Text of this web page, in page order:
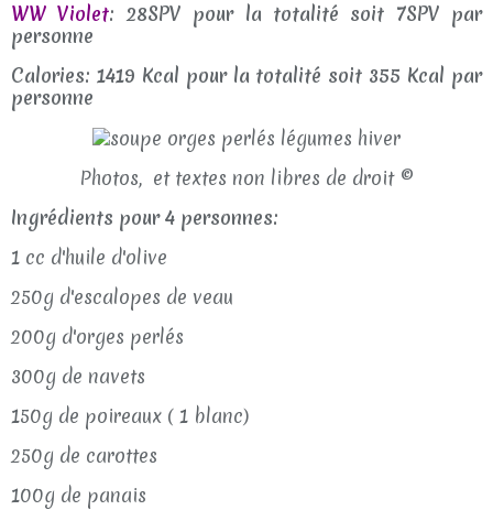
WW Violet: 28SPV pour la totalité soit 7SPV par
personne
Calories: 1419 Kcal pour la totalité soit 355 Kcal par
personne
Photos, et textes non libres de droit ©
Ingrédients pour 4 personnes:
1 cc d'huile d'olive
250g d'escalopes de veau
200g d'orges perlés
300g de navets
150g de poireaux ( 1 blanc)
250g de carottes
100g de panais